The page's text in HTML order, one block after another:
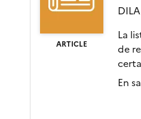
ARTICLE
La
de
En